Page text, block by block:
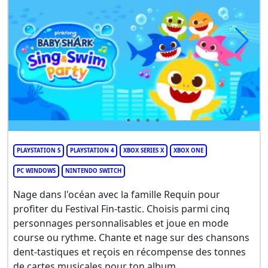
PLAYSTATION 5 PLAYSTATION 4 XBOX SERIES X XBOX ONE
PC WINDOWS NINTENDO SWITCH
Nage dans l'océan avec la famille Requin pour
profiter du Festival Fin-tastic. Choisis parmi cinq
personnages personnalisables et joue en mode
course ou rythme. Chante et nage sur des chansons
dent-tastiques et reçois en récompense des tonnes